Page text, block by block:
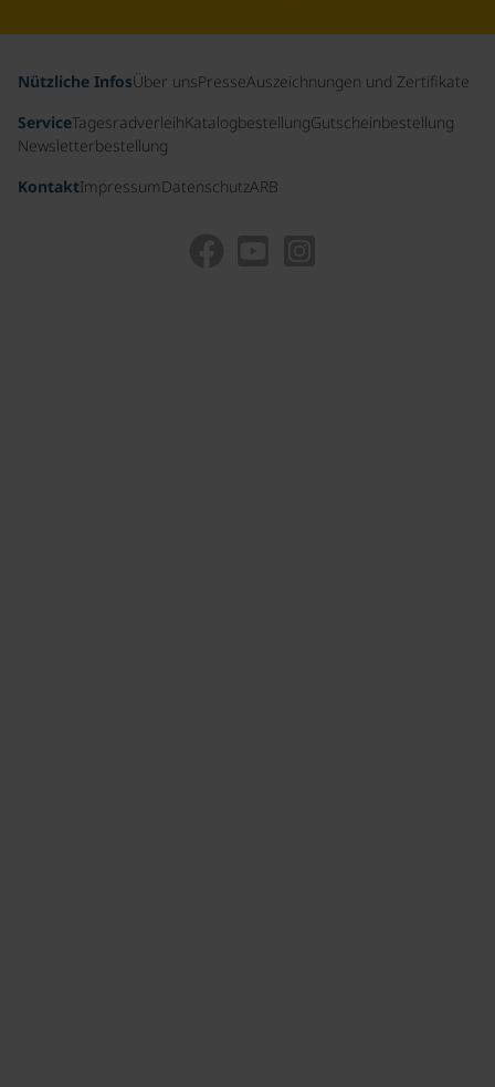
Nützliche InfosÜber unsPresseAuszeichnungen und Zertifikate
ServiceTagesradverleihKatalogbestellungGutscheinbestellung
Newsletterbestellung
KontaktImpressumDatenschutzARB